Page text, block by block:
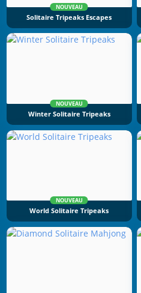
NOUVEAU
Solitaire Tripeaks Escapes
NOUVEAU
Winter Solitaire Tripeaks
NOUVEAU
World Solitaire Tripeaks